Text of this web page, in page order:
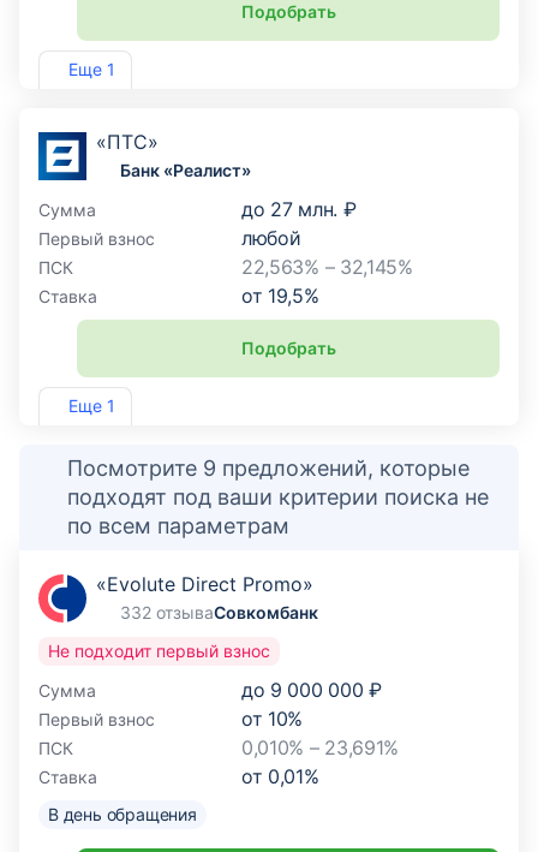
Еще 1
Подобрать
Лиц. №254
Еще 1
«ПТС»
Банк «Реалист»
Сумма
до 27 млн. ₽
Первый взнос любой
ПСК 22,563% – 32,145%
Ставка от 19,5%
Подобрать
Лиц. №2646
Посмотрите 9 предложений, которые
подходят под ваши критерии поиска не
по всем параметрам
«Evolute Direct Promo»
332 отзываСовкомбанк
Сумма до 9 000 000 ₽
Первый взнос от 10%
ПСК 0,010% – 23,691%
Ставка от 0,01%
Не подходит первый взнос
В день обращения